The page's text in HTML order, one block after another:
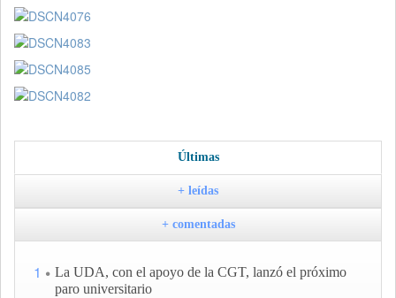
Últimas
+ leídas
+ comentadas
1
La UDA, con el apoyo de la CGT, lanzó el próximo
paro universitario